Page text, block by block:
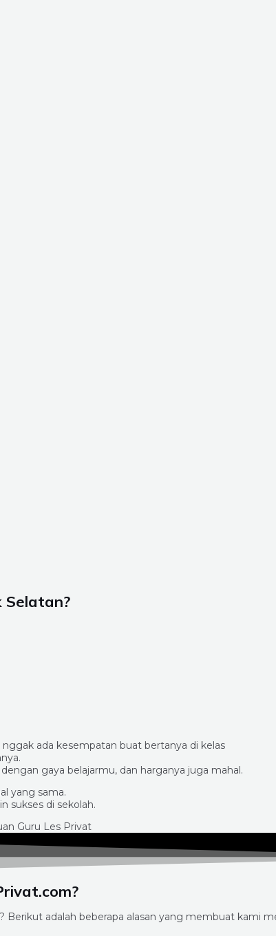
Selatan?
ada kesempatan buat bertanya di kelas
gaya belajarmu, dan harganya juga mahal.
yang sama.
sukses di sekolah.
Berikut adalah beberapa alasan yang membuat kami